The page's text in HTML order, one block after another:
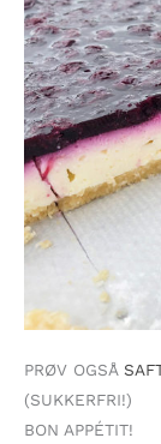
PRØV OGSÅ
(SUKKERFRI!)
BON APPÉTIT!